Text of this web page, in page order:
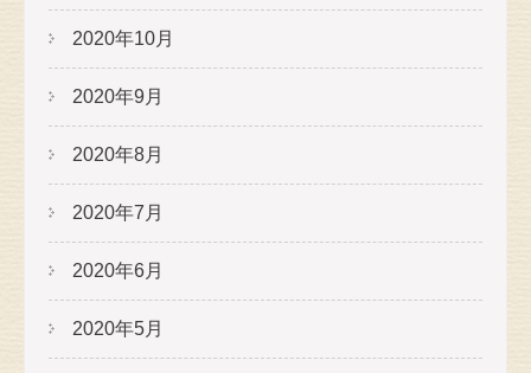
2020年10月
2020年9月
2020年8月
2020年7月
2020年6月
2020年5月